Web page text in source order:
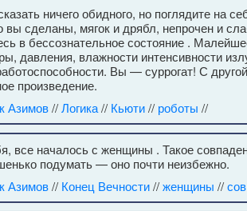
ничего обидного, но поглядите на
вы сделаны, мягок и дрябл, непрочен и
в бессознательное состояние .
давления, влажности интенсивности
Вы — суррогат! С
произведение.
Азимов//Логика// Кьюти// роботы //
все началось с женщины . Такое
подумать — оно почти неизбежно.
Азимов// Конец Вечности//женщины //